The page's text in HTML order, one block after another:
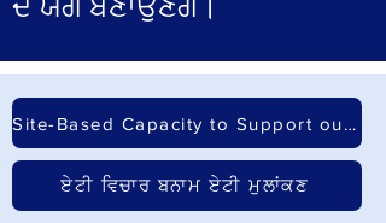
Site-Based Capacity to Support our High Incidence Students
ਏਟੀ ਵਿਚਾਰ ਬਨਾਮ ਏਟੀ ਮੁਲਾਂਕਣ